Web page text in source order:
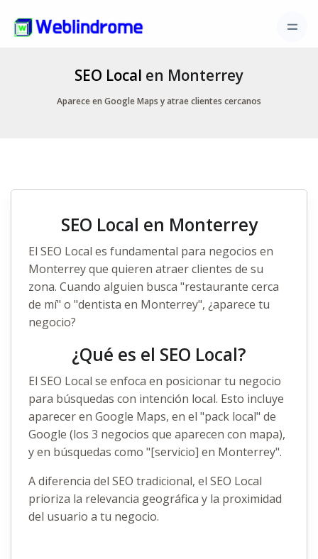
SEO Local en Monterrey
Aparece en Google Maps y atrae clientes cercanos
SEO Local en Monterrey
El SEO Local es fundamental para negocios en
Monterrey que quieren atraer clientes de su
zona. Cuando alguien busca "restaurante cerca
de mí" o "dentista en Monterrey", ¿aparece tu
negocio?
¿Qué es el SEO Local?
El SEO Local se enfoca en posicionar tu negocio
para búsquedas con intención local. Esto incluye
aparecer en Google Maps, en el "pack local" de
Google (los 3 negocios que aparecen con mapa),
y en búsquedas como "[servicio] en Monterrey".
A diferencia del SEO tradicional, el SEO Local
prioriza la relevancia geográfica y la proximidad
del usuario a tu negocio.